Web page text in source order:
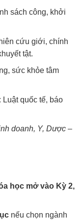
sách công, khởi
cứu giới, chính
tật.
sức khỏe tâm
Luật quốc tế, báo
doanh, Y, Dược –
học mở vào Kỳ 2,
nếu chọn ngành